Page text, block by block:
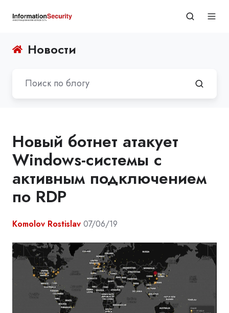
Новости
Новый ботнет атакует
Windows-системы с
активным подключением
по RDP
Komolov Rostislav 07/06/19